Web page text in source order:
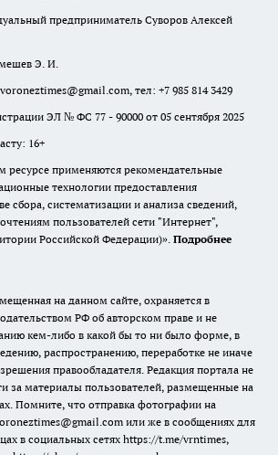
предприниматель Суворов Алексей
Э. И.
тел: +7 985 814 3429
ЭЛ № ФС 77 - 90000 от 05 сентября 2025
16+
применяются рекомендательные
технологии предоставления
сбора, систематизации и анализа сведений,
пользователей сети "Интернет",
Российской Федерации)». Подробнее
на данном сайте, охраняется в
РФ об авторском праве и не
кем-либо в какой бы то ни было форме, в
распространению, переработке не иначе
правообладателя. Редакция портала не
за материалы пользователей, размещенные на
Помните, что отправка фотографии на
или же в сообщениях для
в социальных сетях https://t.me/vrntimes,